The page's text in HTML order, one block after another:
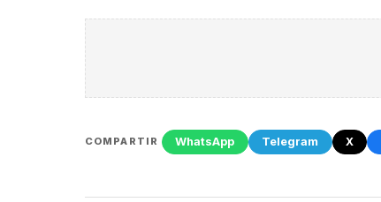
COMPARTIR WhatsApp Telegram X